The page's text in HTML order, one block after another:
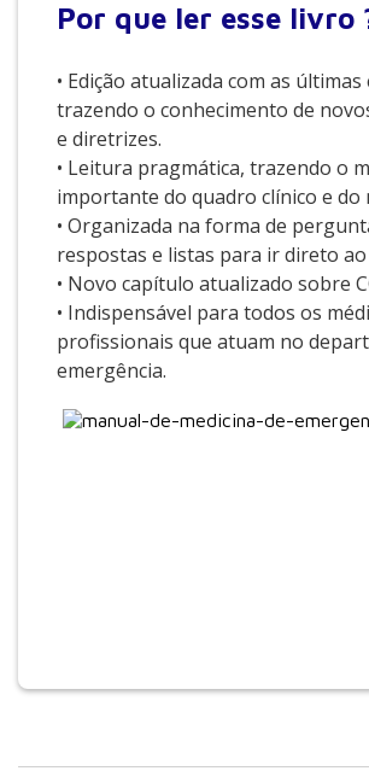
Por que ler esse livro
• Edição atualizada com as últimas
trazendo o conhecimento de
e diretrizes.
• Leitura pragmática, trazendo o
importante do quadro clínico e do
• Organizada na forma de
respostas e listas para ir direto
• Novo capítulo atualizado sobre
• Indispensável para todos os
profissionais que atuam no
emergência.